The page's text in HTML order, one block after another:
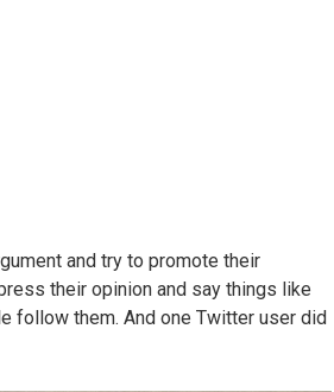
and try to promote their
their opinion and say things like
follow them. And one Twitter user did